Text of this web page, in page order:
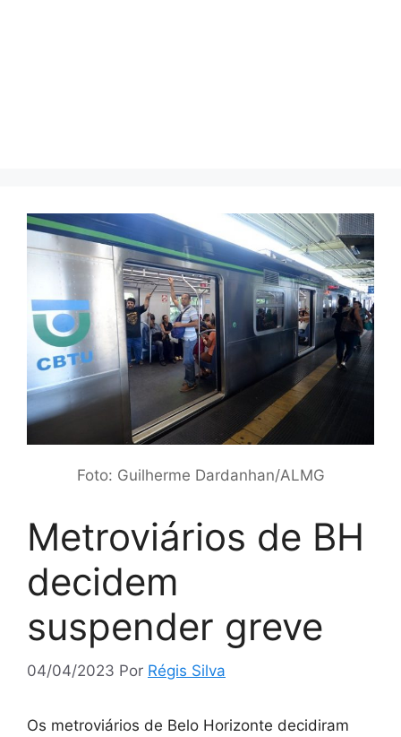
Foto: Guilherme Dardanhan/ALMG
Metroviários de BH
decidem
suspender greve
04/04/2023 Por Régis Silva
Os metroviários de Belo Horizonte decidiram